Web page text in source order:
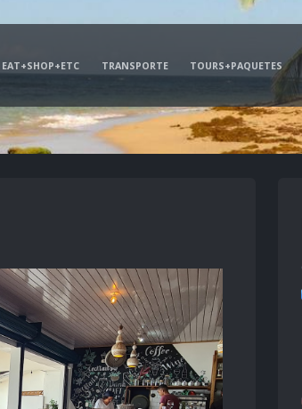
EAT+SHOP+ETC TRANSPORTE TOURS+PAQUETES